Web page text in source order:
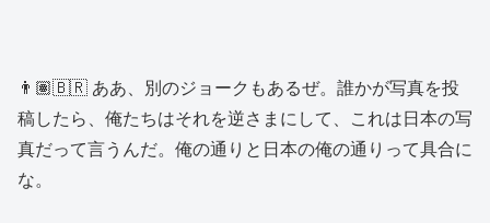
👨🏽🇧🇷 ああ、別のジョークもあるぜ。誰かが写真を投
稿したら、俺たちはそれを逆さまにして、これは日本の写
真だって言うんだ。俺の通りと日本の俺の通りって具合に
な。